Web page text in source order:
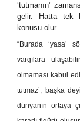
‘tutmanın’
gelir. Hatta tek
konusu olur.
“Burada ‘yasa’
vargılara
olmaması kabul
tutmaz’, başka
dünyanın ortaya